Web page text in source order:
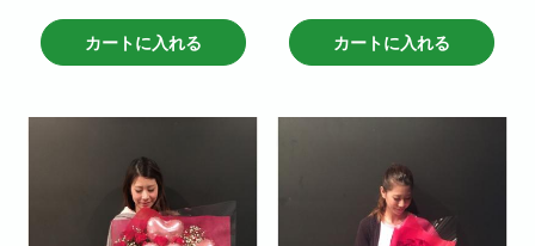
カートに入れる カートに入れる